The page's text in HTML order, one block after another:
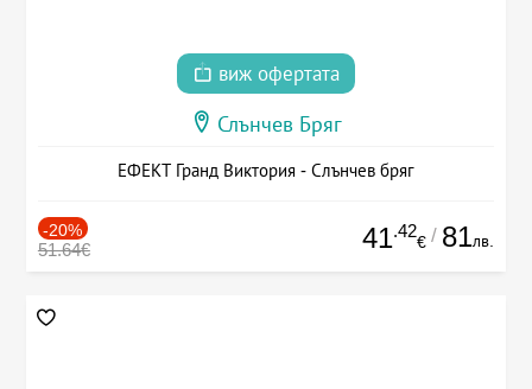
виж офертата
Слънчев Бряг
ЕФЕКТ Гранд Виктория - Слънчев бряг
-20%
51.64€ 41.42
€ / 81лв.